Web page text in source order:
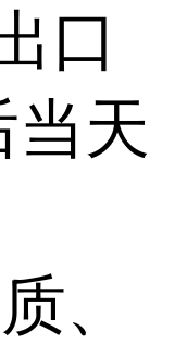
口
天
、